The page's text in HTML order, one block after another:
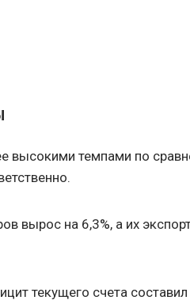
высокими темпами по
вырос на 6,3%, а их
текущего счета